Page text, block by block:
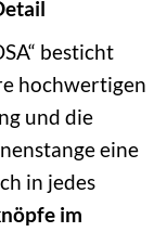
besticht
hochwertigen
und die
eine
in jedes
im